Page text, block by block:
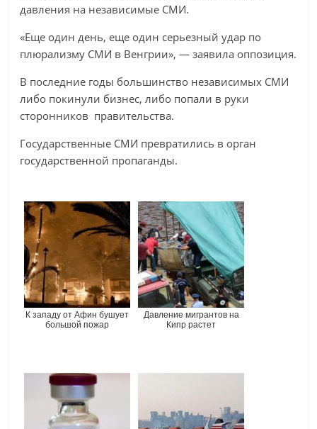
давления на независимые СМИ.
«Еще один день, еще один серьезный удар по
плюрализму СМИ в Венгрии», — заявила оппозиция.
В последние годы большинство независимых СМИ
либо покинули бизнес, либо попали в руки
сторонников правительства.
Государственные СМИ превратились в орган
государственной пропаганды.
К западу от Афин бушует
большой пожар
Давление мигрантов на
Кипр растет